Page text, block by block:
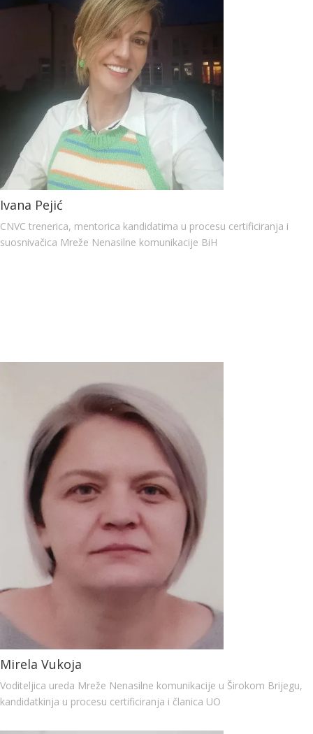
Ivana Pejić
CNVC trenerica, mentorica kandidatima u procesu certificiranja i
suosnivačica Mreže Nenasilne komunikacije BiH
Mirela Vukoja
Voditeljica ureda Mreže Nenasilne komunikacije u Širokom Brijegu,
kandidatkinja u procesu certificiranja i članica UO